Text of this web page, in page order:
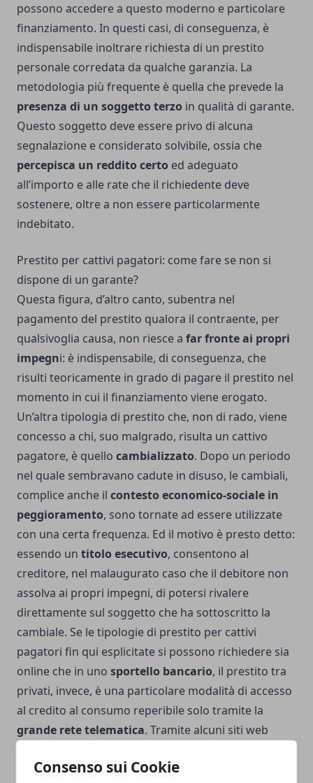
Consenso sui Cookie
possono accedere a questo moderno e particolare
finanziamento. In questi casi, di conseguenza, è
indispensabile inoltrare richiesta di un prestito
personale corredata da qualche garanzia. La
metodologia più frequente è quella che prevede la
presenza di un soggetto terzo in qualità di garante.
Questo soggetto deve essere privo di alcuna
segnalazione e considerato solvibile, ossia che
percepisca un reddito certo ed adeguato
all’importo e alle rate che il richiedente deve
sostenere, oltre a non essere particolarmente
indebitato.
Prestito per cattivi pagatori: come fare se non si
dispone di un garante?
Questa figura, d’altro canto, subentra nel
pagamento del prestito qualora il contraente, per
qualsivoglia causa, non riesce a far fronte ai propri
impegni: è indispensabile, di conseguenza, che
risulti teoricamente in grado di pagare il prestito nel
momento in cui il finanziamento viene erogato.
Un’altra tipologia di prestito che, non di rado, viene
concesso a chi, suo malgrado, risulta un cattivo
pagatore, è quello cambializzato. Dopo un periodo
nel quale sembravano cadute in disuso, le cambiali,
complice anche il contesto economico-sociale in
peggioramento, sono tornate ad essere utilizzate
con una certa frequenza. Ed il motivo è presto detto:
essendo un titolo esecutivo, consentono al
creditore, nel malaugurato caso che il debitore non
assolva ai propri impegni, di potersi rivalere
direttamente sul soggetto che ha sottoscritto la
cambiale. Se le tipologie di prestito per cattivi
pagatori fin qui esplicitate si possono richiedere sia
online che in uno sportello bancario, il prestito tra
privati, invece, è una particolare modalità di accesso
al credito al consumo reperibile solo tramite la
grande rete telematica. Tramite alcuni siti web
piattaforme di social lending, i prestiti tra privati